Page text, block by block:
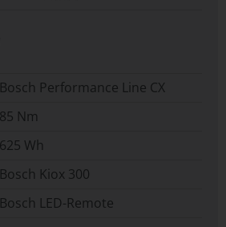
Bosch Performance Line CX
85 Nm
625 Wh
Bosch Kiox 300
Bosch LED-Remote